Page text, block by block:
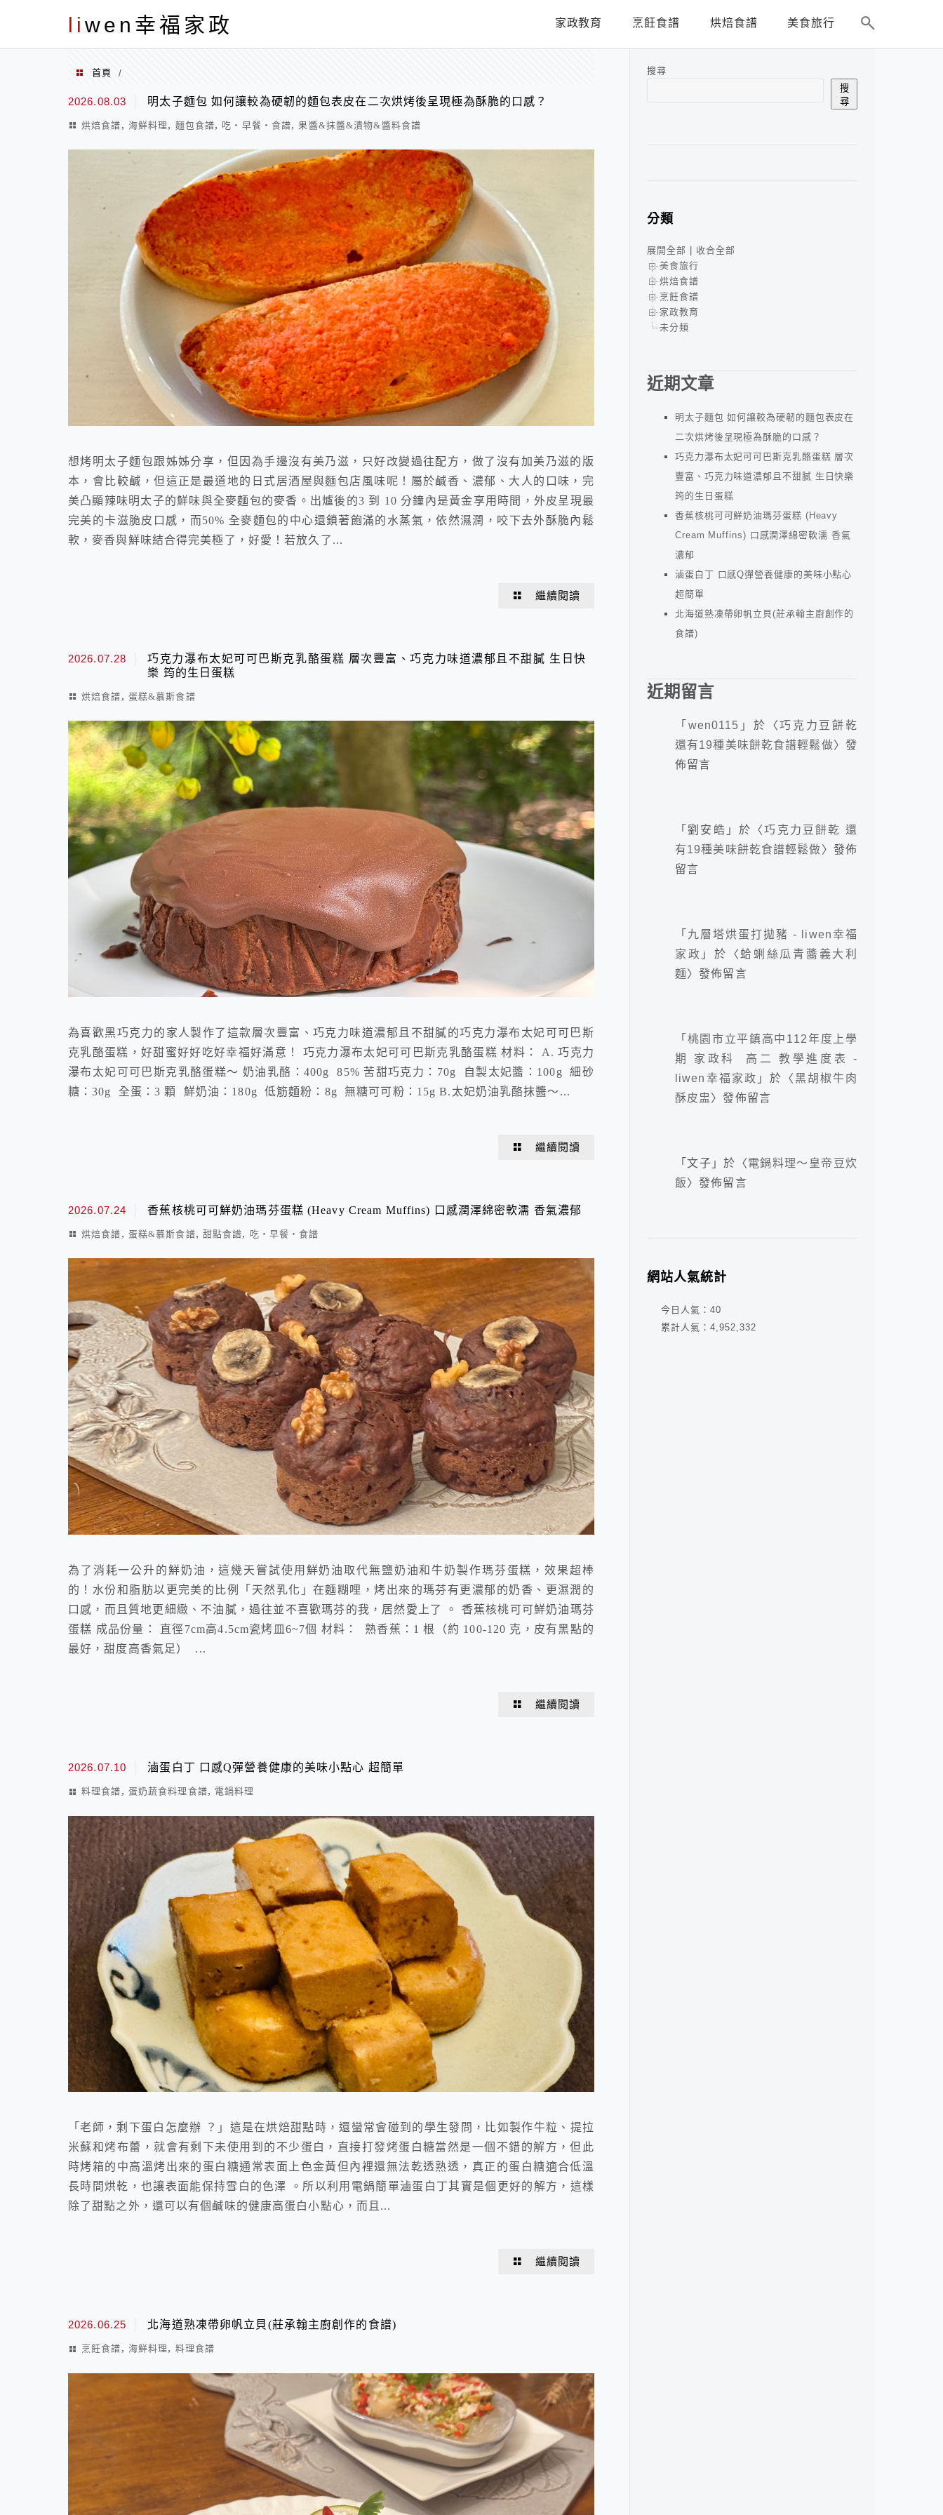
li wen幸福家政 家政教育 烹飪食譜 烘焙食譜 美食旅行
首頁 /
wen0115
2026.08.03 明太子麵包 如何讓較為硬韌的麵包表皮在二次烘烤後呈現極為酥脆的口感？
烘焙食譜 , 海鮮料理 , 麵包食譜, 吃‧早餐‧食譜,果醬&抹醬&漬物&醬料食譜
想烤明太子麵包跟姊姊分享，但因為手邊沒有美乃滋，只好改變過往配方，做了沒有加美乃滋的版
本，會比較鹹，但這正是最道地的日式居酒屋與麵包店風味呢！屬於鹹香、濃郁、大人的口味，完
美凸顯辣味明太子的鮮味與全麥麵包的麥香。出爐後的3 到 10 分鐘內是黃金享用時間，外皮呈現最
完美的卡滋脆皮口感，而50% 全麥麵包的中心還鎖著飽滿的水蒸氣，依然濕潤，咬下去外酥脆內鬆
軟，麥香與鮮味結合得完美極了，好愛！若放久了...
繼續閱讀
2026.07.28
巧克力瀑布太妃可可巴斯克乳酪蛋糕 層次豐富、巧克力味道濃郁且不甜膩 生日快
樂 筠的生日蛋糕
烘焙食譜 , 蛋糕&慕斯食譜
為喜歡黑巧克力的家人製作了這款層次豐富、巧克力味道濃郁且不甜膩的巧克力瀑布太妃可可巴斯
克乳酪蛋糕，好甜蜜好好吃好幸福好滿意！ 巧克力瀑布太妃可可巴斯克乳酪蛋糕 材料： A. 巧克力
瀑布太妃可可巴斯克乳酪蛋糕～ 奶油乳酪：400g 85% 苦甜巧克力：70g 自製太妃醬：100g 細砂
糖：30g 全蛋：3 顆 鮮奶油：180g 低筋麵粉：8g 無糖可可粉：15g B.太妃奶油乳酪抹醬～...
繼續閱讀
2026.07.24 香蕉核桃可可鮮奶油瑪芬蛋糕 (Heavy Cream Muffins) 口感潤澤綿密軟濡 香氣濃郁
烘焙食譜 , 蛋糕&慕斯食譜, 甜點食譜, 吃‧早餐‧食譜
為了消耗一公升的鮮奶油，這幾天嘗試使用鮮奶油取代無鹽奶油和牛奶製作瑪芬蛋糕，效果超棒
的！水份和脂肪以更完美的比例「天然乳化」在麵糊哩，烤出來的瑪芬有更濃郁的奶香、更濕潤的
口感，而且質地更細緻、不油膩，過往並不喜歡瑪芬的我，居然愛上了 。 香蕉核桃可可鮮奶油瑪芬
蛋糕 成品份量： 直徑7cm高4.5cm瓷烤皿6~7個 材料： 熟香蕉：1 根（約 100-120 克，皮有黑點的
最好，甜度高香氣足） ...
繼續閱讀
2026.07.10 滷蛋白丁 口感Q彈營養健康的美味小點心 超簡單
料理食譜 , 蛋奶蔬食料理食譜, 電鍋料理
「老師，剩下蛋白怎麼辦 ？」這是在烘焙甜點時，還蠻常會碰到的學生發問，比如製作牛粒、提拉
米蘇和烤布蕾，就會有剩下未使用到的不少蛋白，直接打發烤蛋白糖當然是一個不錯的解方，但此
時烤箱的中高溫烤出來的蛋白糖通常表面上色金黃但內裡還無法乾透熟透，真正的蛋白糖適合低溫
長時間烘乾，也讓表面能保持雪白的色澤 。所以利用電鍋簡單滷蛋白丁其實是個更好的解方，這樣
除了甜點之外，還可以有個鹹味的健康高蛋白小點心，而且...
繼續閱讀
2026.06.25 北海道熟凍帶卵帆立貝(莊承翰主廚創作的食譜)
烹飪食譜 , 海鮮料理 , 料理食譜
搜尋
搜
尋
分類
展開全部
收合全部
美食旅行
烘焙食譜
烹飪食譜
家政教育
未分類
近期文章
明太子麵包 如何讓較為硬韌的麵包表皮在
二次烘烤後呈現極為酥脆的口感？
巧克力瀑布太妃可可巴斯克乳酪蛋糕 層次
豐富、巧克力味道濃郁且不甜膩 生日快樂
筠的生日蛋糕
香蕉核桃可可鮮奶油瑪芬蛋糕 (Heavy
Cream Muffins) 口感潤澤綿密軟濡 香氣
濃郁
滷蛋白丁 口感Q彈營養健康的美味小點心
超簡單
北海道熟凍帶卵帆立貝(莊承翰主廚創作的
食譜)
近期留言
「 wen0115 」於〈巧克力豆餅乾
還有19種美味餅乾食譜輕鬆做〉發
佈留言
「劉安皓 」於〈巧克力豆餅乾 還
有19種美味餅乾食譜輕鬆做〉發佈
留言
「 九層塔烘蛋打拋豬 - liwen幸福
家政 」於〈 蛤蜊絲瓜青醬義大利
麵〉發佈留言
「 桃園市立平鎮高中112年度上學
期 家政科 高二 教學進度表 -
liwen幸福家政 」於〈 黑胡椒牛肉
酥皮盅 〉發佈留言
「文子 」於〈電鍋料理～皇帝豆炊
飯〉發佈留言
網站人氣統計
今日人氣： 40
累計人氣： 4,952,332